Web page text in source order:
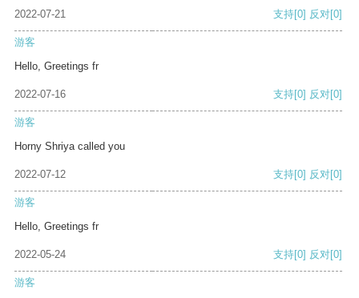
2022-07-21 支持[0] 反对[0]
游客
Hello, Greetings fr
2022-07-16 支持[0] 反对[0]
游客
Horny Shriya called you
2022-07-12 支持[0] 反对[0]
游客
Hello, Greetings fr
2022-05-24 支持[0] 反对[0]
游客